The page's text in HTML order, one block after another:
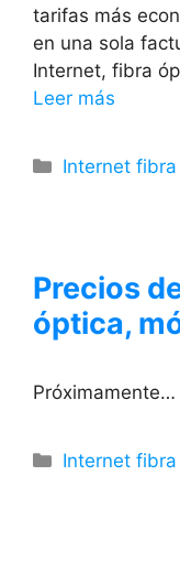
tarifas más
en una sola
Internet, fibra
Leer más
Categorías
Internet
Precios
óptica,
Categorías
Internet